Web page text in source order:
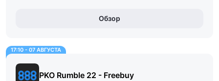
Обзор
17:10 - 07 АВГУСТА
PKO Rumble 22 - Freebuy